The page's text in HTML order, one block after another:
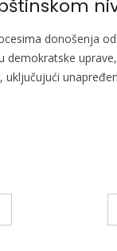
donošenja
demokratske